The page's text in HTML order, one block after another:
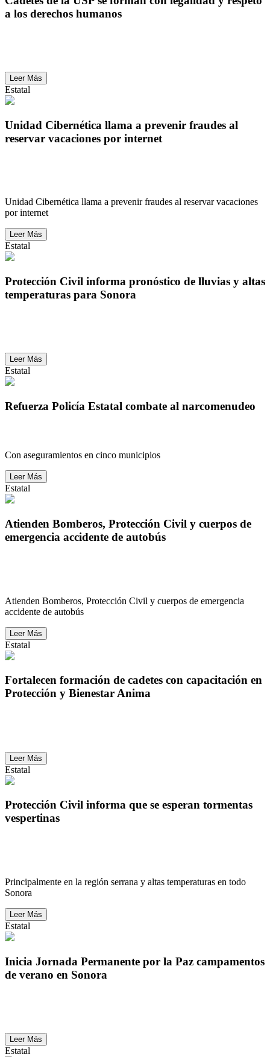
a los derechos humanos
Leer Más
Estatal
Unidad Cibernética llama a prevenir fraudes al
reservar vacaciones por internet
Unidad Cibernética llama a prevenir fraudes al reservar vacaciones
por internet
Leer Más
Estatal
Protección Civil informa pronóstico de lluvias y altas
temperaturas para Sonora
Leer Más
Estatal
Refuerza Policía Estatal combate al narcomenudeo
Con aseguramientos en cinco municipios
Leer Más
Estatal
Atienden Bomberos, Protección Civil y cuerpos de
emergencia accidente de autobús
Atienden Bomberos, Protección Civil y cuerpos de emergencia
accidente de autobús
Leer Más
Estatal
Fortalecen formación de cadetes con capacitación en
Protección y Bienestar Anima
Leer Más
Estatal
Protección Civil informa que se esperan tormentas
vespertinas
Principalmente en la región serrana y altas temperaturas en todo
Sonora
Leer Más
Estatal
Inicia Jornada Permanente por la Paz campamentos
de verano en Sonora
Leer Más
Estatal